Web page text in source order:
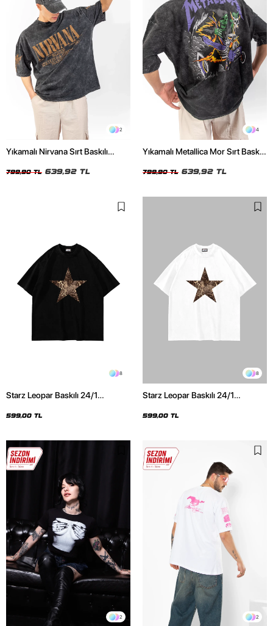
2
Yıkamalı Nirvana Sırt Baskılı
799,90 TL 639,92 TL
4
Yıkamalı Metallica Mor Sırt Baskılı
799,90 TL 639,92 TL
8
Starz Leopar Baskılı 24/1
599,00 TL
8
Starz Leopar Baskılı 24/1
599,00 TL
2 2